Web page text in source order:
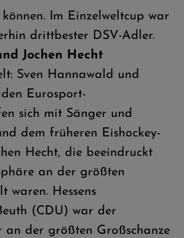
Im Einzelweltcup war
drittbester DSV-Adler.
Jochen Hecht
Sven Hannawald und
Eurosport-
sich mit Sänger und
dem früheren Eishockey-
Hecht, die beeindruckt
an der größten
waren. Hessens
(CDU) war der
an der größten Großschanze